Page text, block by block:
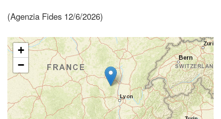
(Agenzia Fides 12/6/2026)
+
−